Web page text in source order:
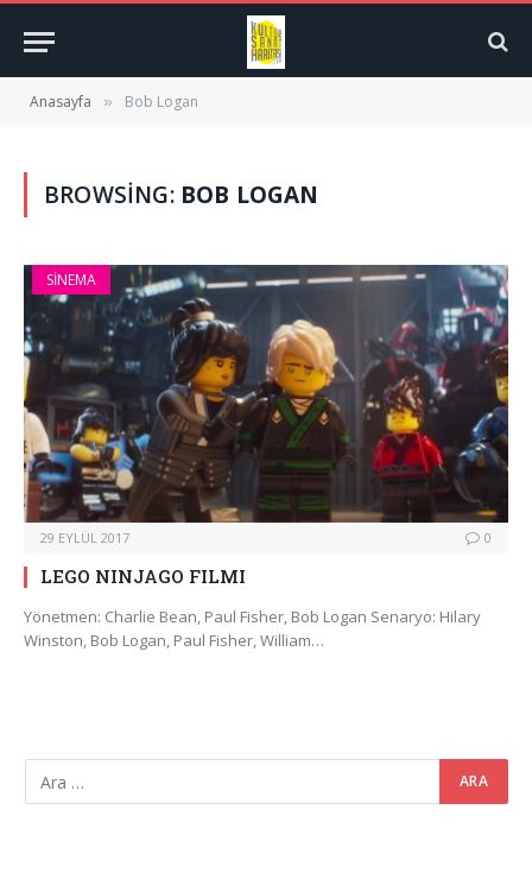
Anasayfa » Bob Logan
BROWSING: BOB LOGAN
SINEMA
29 EYLÜL 2017 0
LEGO NINJAGO FILMI
Yönetmen: Charlie Bean, Paul Fisher, Bob Logan Senaryo: Hilary
Winston, Bob Logan, Paul Fisher, William…